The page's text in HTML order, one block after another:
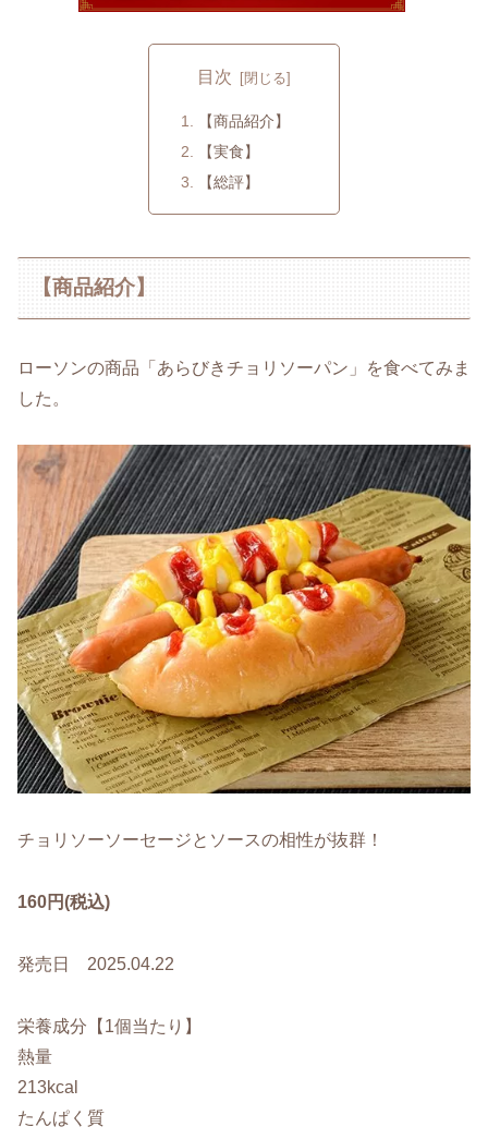
目次
【商品紹介】
【実食】
【総評】
【商品紹介】
ローソンの商品「あらびきチョリソーパン」を食べてみま
した。
チョリソーソーセージとソースの相性が抜群！
160円(税込)
発売日 2025.04.22
栄養成分【1個当たり】
熱量
213kcal
たんぱく質